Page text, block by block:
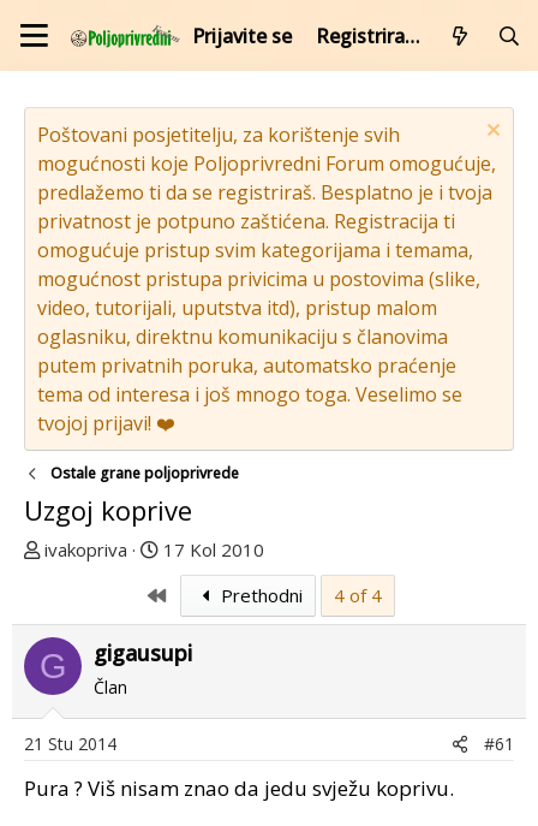
Prijavite se Registrirajte se
Poštovani posjetitelju, za korištenje svih
mogućnosti koje Poljoprivredni Forum omogućuje,
predlažemo ti da se registriraš. Besplatno je i tvoja
privatnost je potpuno zaštićena. Registracija ti
omogućuje pristup svim kategorijama i temama,
mogućnost pristupa privicima u postovima (slike,
video, tutorijali, uputstva itd), pristup malom
oglasniku, direktnu komunikaciju s članovima
putem privatnih poruka, automatsko praćenje
tema od interesa i još mnogo toga. Veselimo se
tvojoj prijavi! ❤️
Ostale grane poljoprivrede
Uzgoj koprive
T
u
p
o
r
e
n
ivakopriva
D
t
u
m
o
g
17 Kol 2010
First
Prethodni 4 of 4
G gigausupi
Član
21 Stu 2014 #61
Pura ? Viš nisam znao da jedu svježu koprivu.